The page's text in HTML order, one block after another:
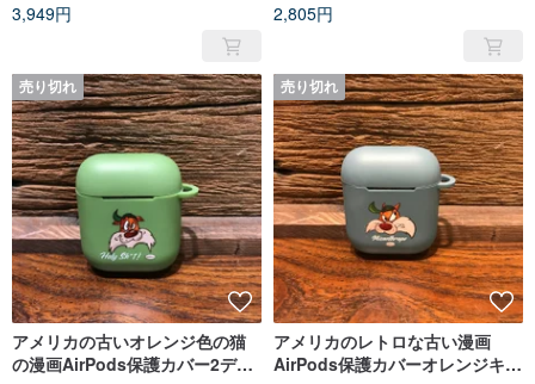
3,949円 2,805円
売り切れ
アメリカの古いオレンジ色の猫
の漫画AirPods保護カバー2ディ
売り切れ
アメリカのレトロな古い漫画
AirPods保護カバーオレンジキャ